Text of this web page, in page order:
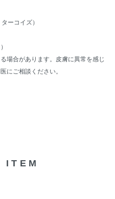
ーコイズ）
場合があります。皮膚に異常を感じ
にご相談ください。
ITEM